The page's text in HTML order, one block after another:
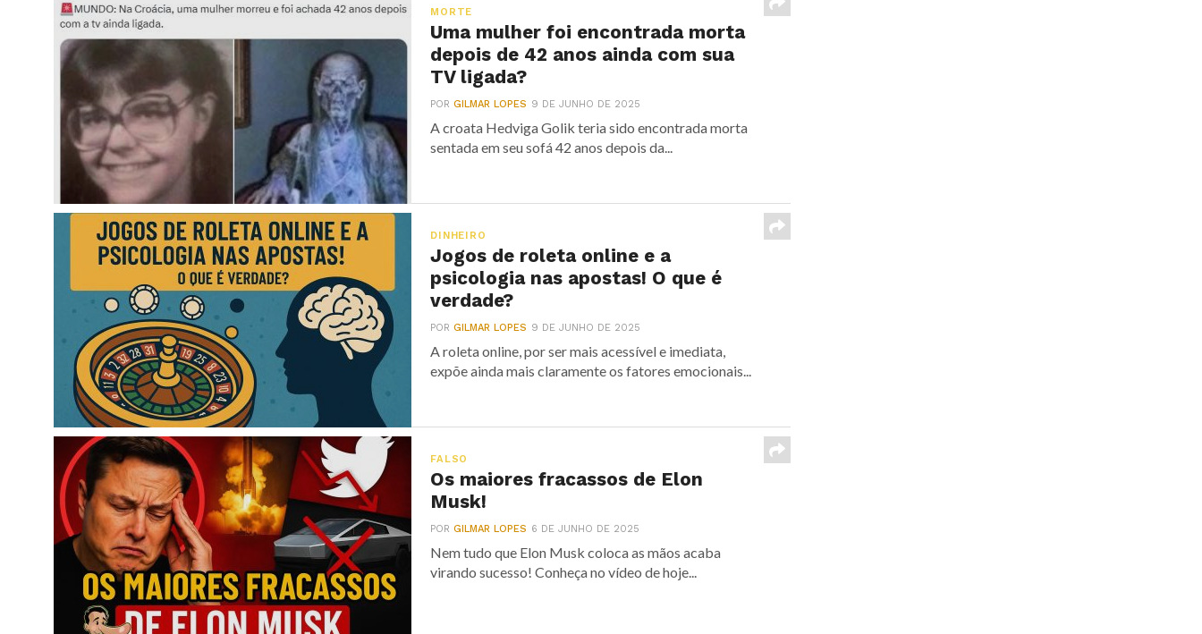
MORTE
Uma mulher foi encontrada morta
depois de 42 anos ainda com sua
TV ligada?
PORGILMAR LOPES 9 DE JUNHO DE 2025
A croata Hedviga Golik teria sido encontrada morta
sentada em seu sofá 42 anos depois da...
DINHEIRO
Jogos de roleta online e a
psicologia nas apostas! O que é
verdade?
PORGILMAR LOPES 9 DE JUNHO DE 2025
A roleta online, por ser mais acessível e imediata,
expõe ainda mais claramente os fatores emocionais...
FALSO
Os maiores fracassos de Elon
Musk!
PORGILMAR LOPES 6 DE JUNHO DE 2025
Nem tudo que Elon Musk coloca as mãos acaba
virando sucesso! Conheça no vídeo de hoje...